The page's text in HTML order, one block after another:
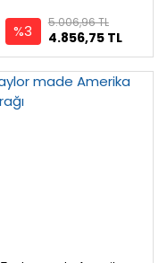
%3 4.856,75 TL
5.006,96 TL